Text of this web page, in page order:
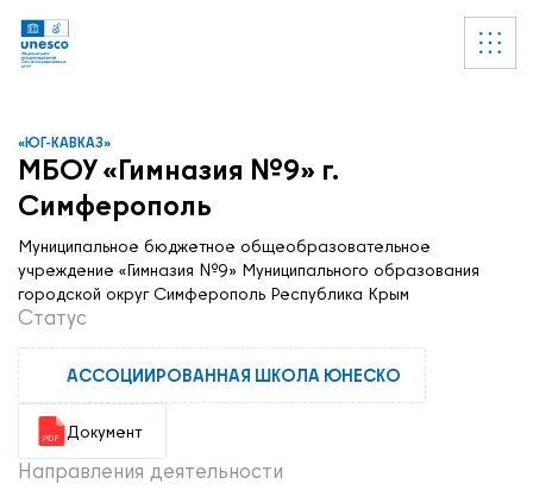
«ЮГ-КАВКАЗ»
МБОУ «Гимназия №9» г.
Симферополь
Муниципальное бюджетное общеобразовательное
учреждение «Гимназия №9» Муниципального образования
городской округ Симферополь Республика Крым
Статус
АССОЦИИРОВАННАЯ ШКОЛА ЮНЕСКО
Документ
Направления деятельности
Ссылки
УВЕДОМЛЕНИЕ
Список пуст